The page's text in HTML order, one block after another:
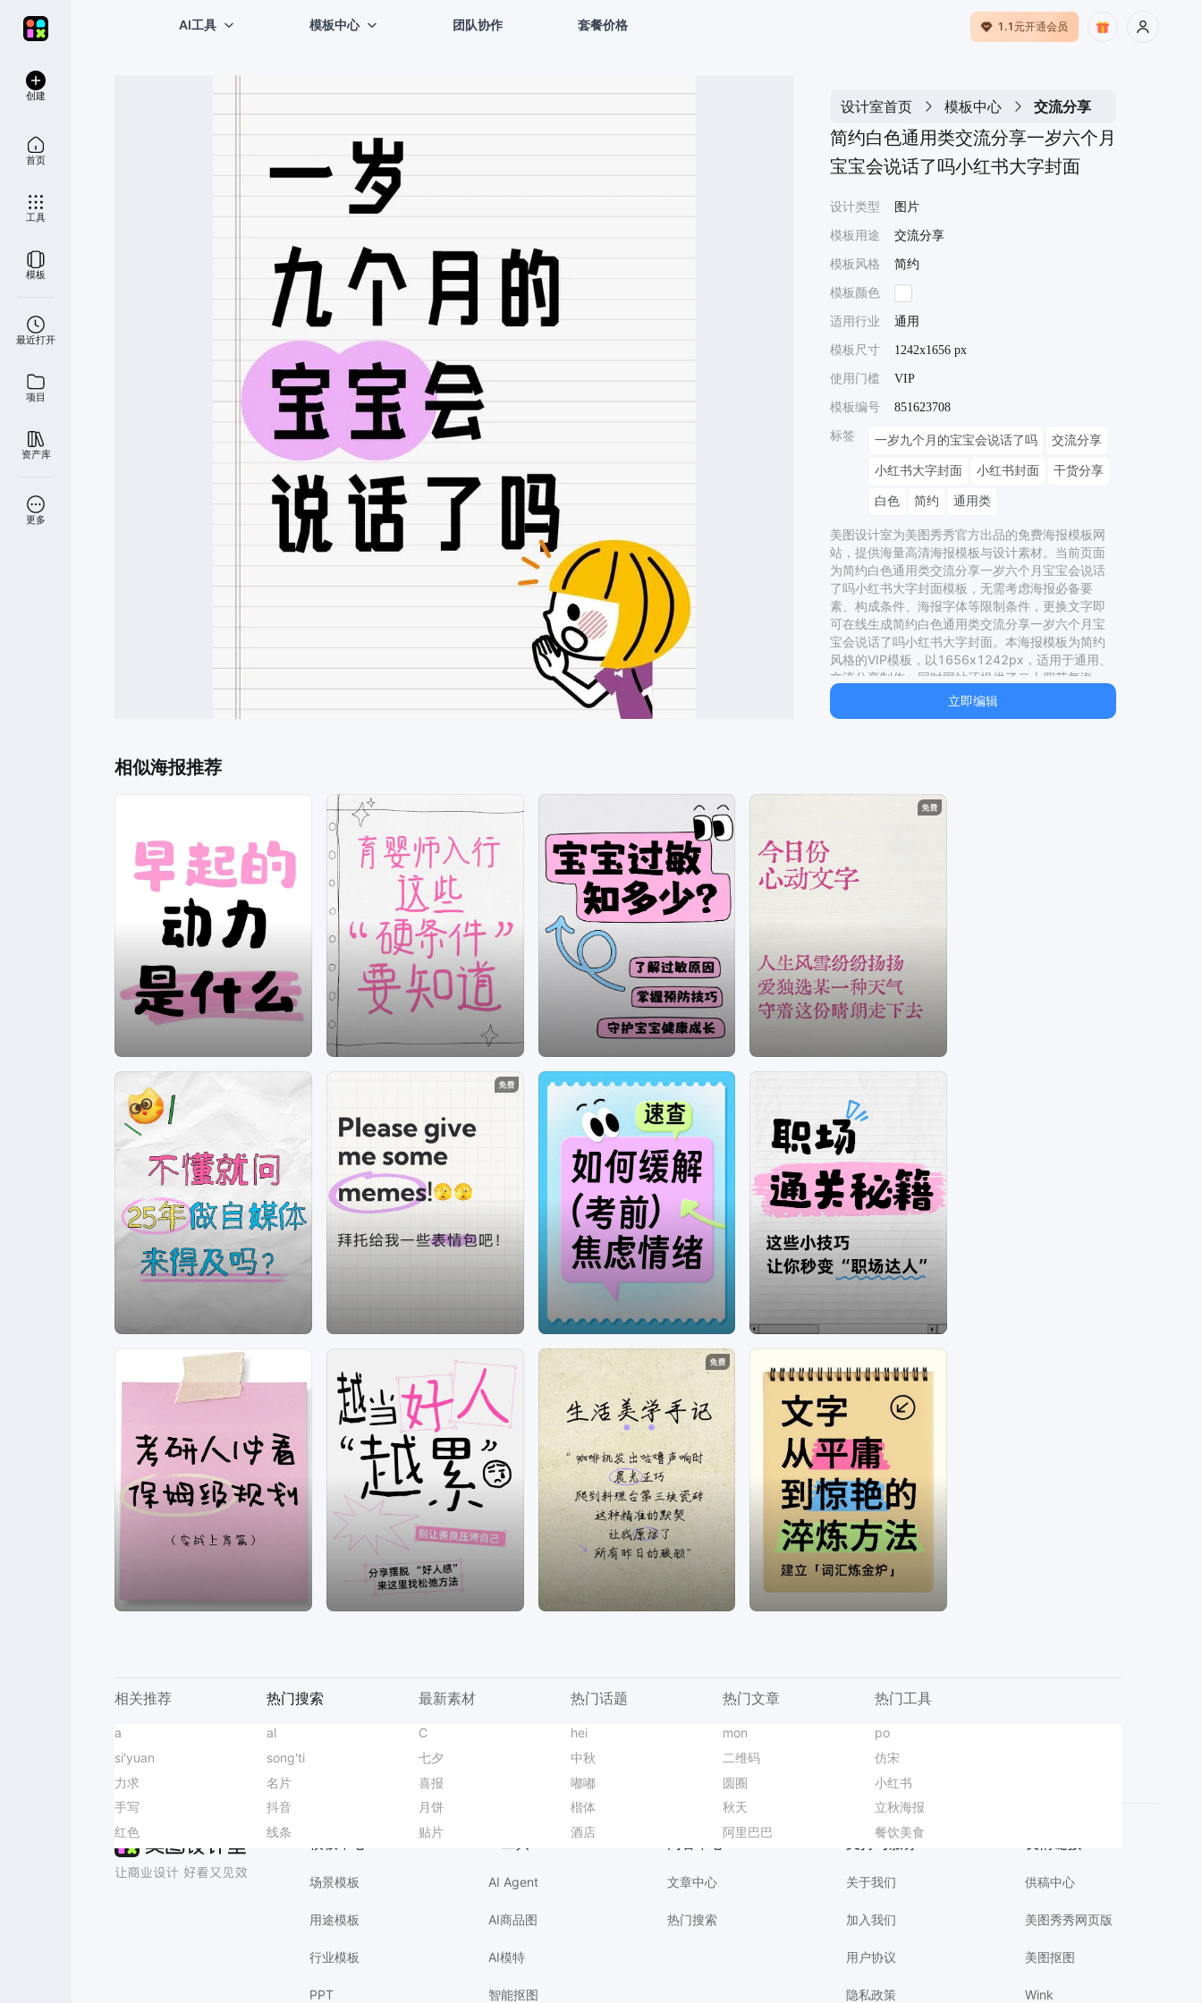
创建
首页
工具
模板
最近打开
项目
资产库
更多
AI工具 模板中心 团队协作 套餐价格 1.1元开通会员
设计室首页 模板中心 交流分享
简约白色通用类交流分享一岁六个月
宝宝会说话了吗小红书大字封面
设计类型 图片
模板用途 交流分享
模板风格 简约
模板颜色
适用行业 通用
模板尺寸 1242x1656 px
使用门槛 VIP
模板编号 851623708
标签 一岁九个月的宝宝会说话了吗 交流分享
小红书大字封面 小红书封面 干货分享
白色 简约 通用类
美图设计室为美图秀秀官方出品的免费海报模板网
站，提供海量高清海报模板与设计素材。当前页面
为简约白色通用类交流分享一岁六个月宝宝会说话
了吗小红书大字封面模板，无需考虑海报必备要
素、构成条件、海报字体等限制条件，更换文字即
可在线生成简约白色通用类交流分享一岁六个月宝
宝会说话了吗小红书大字封面。本海报模板为简约
风格的VIP模板，以 1656x1242px，适用于通用
交流分享制作。同时网站还提供了二十四节气海
报、节日海报、电影海报、宣传海报等多种类型的
原创海报模板，均有专业设计师精心制作，一站解
小红书封面大小、
计器，打破了传统设计软件的技术限制，将内容创
意与设计工具完美的融合一体，为不同场景下的设
计需求提供优质的内容+、工具+、设计+的视觉营
简单易懂的使用方式，通过修改文字、添加图片等
操作，快捷方便地生成行政办公海报、营销海报、
广告图片、晒单图片等设计物料，拥有商用无忧的
版权字体&素材，让修图设计变得简单。美图秀秀是
一款聚集多种产品为一身的网站；图片编辑，可通
松打造质感图片；工具百宝箱，内含抠图、拼图、
立即编辑
相似海报推荐
相关推荐
书封面 书籍封面 二月你好 会员招募 八月
公众号封面图
分类
十月 发布会 四月 垃圾分类
大字
学生会招新
宝宝生日 小红书 展会海报 招聘会
晚会
月亮
月嫂 朋友圈封面 横版视频封面 游园会
满月宴
演唱会
短视频封面 竖版视频封面 简约风 课程封面 音乐会
热门搜索
a al C hei mon
po
si'yuan
song'ti 七夕 中秋 二维码
仿宋
力求
名片 喜报 嘟嘟 圆圈
小红书
手写
抖音 月饼 楷体 秋天
立秋海报
红色
线条 贴片 酒店 阿里巴巴 餐饮美食
最新素材
立秋上传版
热门话题
帆船活动海报 长图设计 清明节配图 门店运营 横版邀请函
体育赛事海报
保湿水海报爆款设计
旅游封面 升学宴活动海报 蓝色主图 口腔活动海报
专家海报
中元节海报
直播间物料贴片 香水海报爆款设计 车展海报 旅游招聘
会员活动海报
小暑节气科普图
买家秀 品牌男装海报爆款设计 开业优惠 关注我边框
夏令营海报
网球培训海报
横图设计 腮红海报爆款设计 唇膏海报爆款设计 舞蹈海报爆款设计 情侣海报
热门文章
消费者权益日海报 处暑朋友圈背景 试色换发 重阳节主题壁纸 团建活动
端午节活动PPT
古典舞培训海报
618拼图 立秋公众号推文 信纸模板 限时秒杀活动
主视觉banner
小满节气配图
致敬她力量 蓝天白云背景 电商直播封面 萌宠元素
龙抬头节日海报
毕业季海报
大暑创意视觉 重阳节老年大学 每日一练 员工表彰海报
实习分享
高考聊天背景
教师节公益广告 电动车安全提醒 烧烤价目表 小红书图文生成 小满节气海报
热门工具
图片翻译 AI消除 LivePPT 无损改尺寸 智能抠图 商品精修
场景模板
用途模板
行业模板
PPT
AI Agent
AI商品图
AI模特
智能抠图
内容中心
文章中心
热门搜索
支持与服务
关于我们
加入我们
用户协议
隐私政策
供稿中心
美图秀秀网页版
美图抠图
Wink